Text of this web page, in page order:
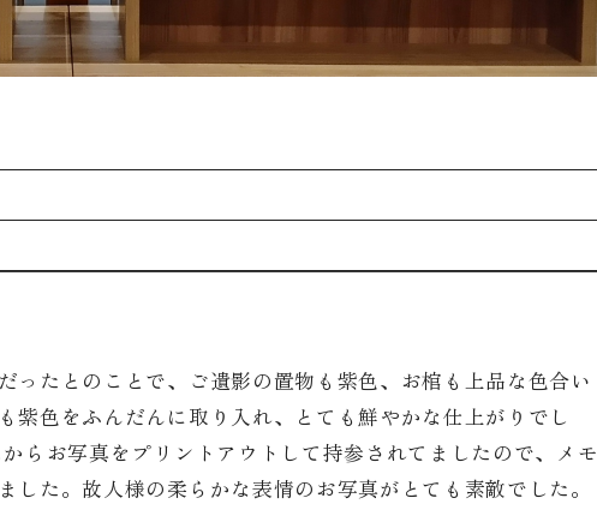
ったとのことで、ご遺影の置物も紫色、お棺も上品な色合い
紫色をふんだんに取り入れ、とても鮮やかな仕上がりでし
らお写真をプリントアウトして持参されてましたので、メモ
した。故人様の柔らかな表情のお写真がとても素敵でした。